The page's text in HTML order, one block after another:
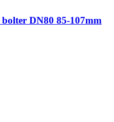
DN80 85-107mm